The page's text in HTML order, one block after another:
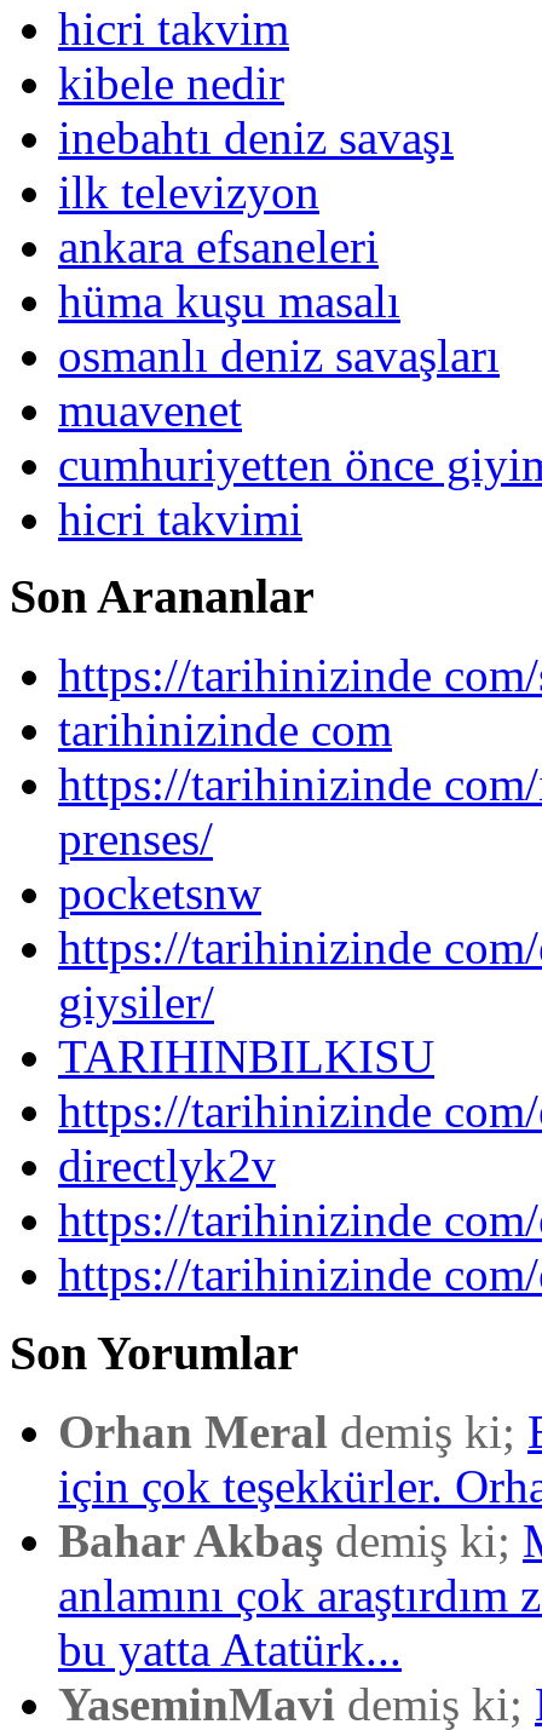
hicri takvim
kibele nedir
inebahtı deniz savaşı
ilk televizyon
ankara efsaneleri
hüma kuşu masalı
osmanlı deniz savaşları
muavenet
cumhuriyetten önce
hicri takvimi
Son Arananlar
https://tarihinizinde
tarihinizinde com
https://tarihinizinde
prenses/
pocketsnw
https://tarihinizinde
giysiler/
TARIHINBILKISU
https://tarihinizinde
directlyk2v
https://tarihinizinde
https://tarihinizinde
Son Yorumlar
Orhan Meral demiş ki;
için çok teşekkürler.
Bahar Akbaş demiş ki;
anlamını çok araştırdım
bu yatta Atatürk...
YaseminMavi demiş ki;